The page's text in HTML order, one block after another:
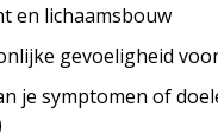
en lichaamsbouw
gevoeligheid
je symptomen of